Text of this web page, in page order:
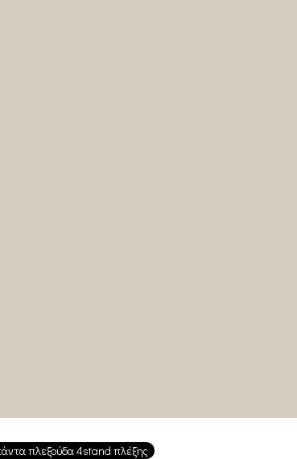
πλεξούδα 4stand πλέξης